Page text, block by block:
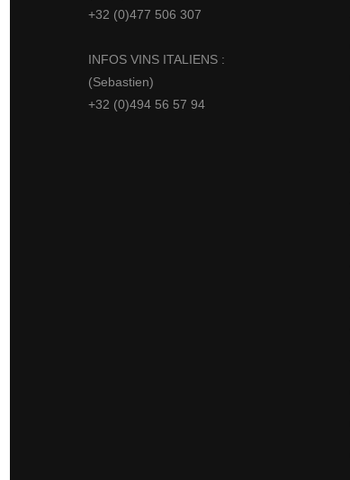
+32 (0)477 506 307
INFOS VINS ITALIENS :
(Sebastien)
+32 (0)494 56 57 94